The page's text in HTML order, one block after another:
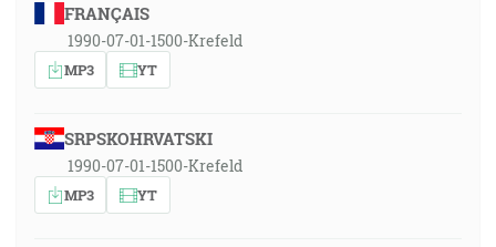
FRANÇAIS
1990-07-01-1500-Krefeld
MP3 YT
SRPSKOHRVATSKI
1990-07-01-1500-Krefeld
MP3 YT